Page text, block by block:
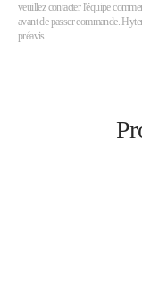
veuillez contacter l'équipe
avant de passer commande.
préavis.